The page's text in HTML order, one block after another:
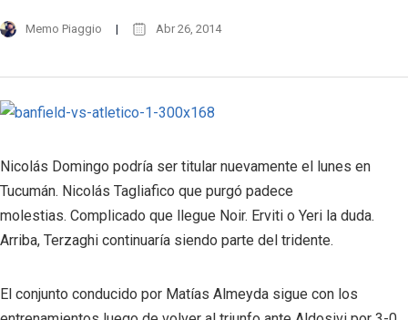
Memo Piaggio Abr 26, 2014
Nicolás Domingo podría ser titular nuevamente el lunes en
Tucumán. Nicolás Tagliafico que purgó padece
molestias. Complicado que llegue Noir. Erviti o Yeri la duda.
Arriba, Terzaghi continuaría siendo parte del tridente.
El conjunto conducido por Matías Almeyda sigue con los